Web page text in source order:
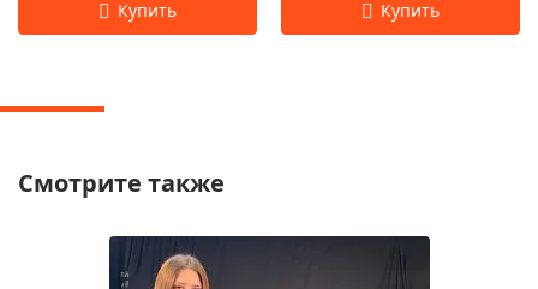
Смотрите также